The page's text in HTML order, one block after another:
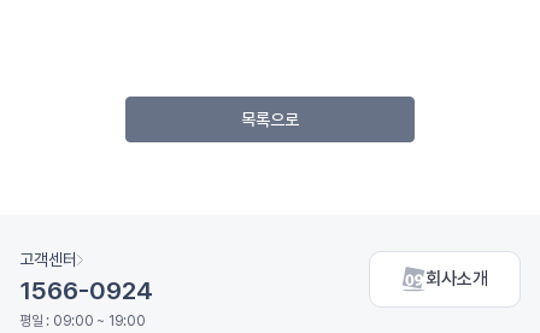
목록으로
고객센터
1566-0924
평일 : 09:00 ~ 19:00
회사소개